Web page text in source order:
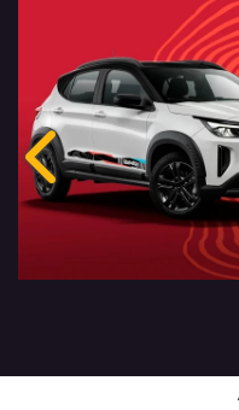
Anterior